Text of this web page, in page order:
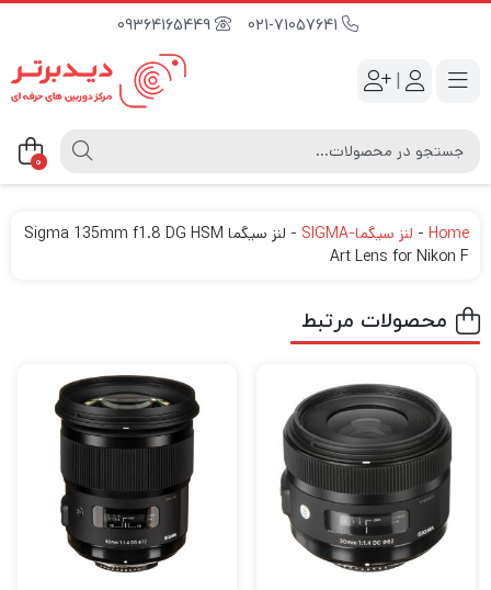
09364165449
|
0
Home
- لنز سیگما-SIGMA -
لنز سیگما Sigma 135mm f1.8 DG HSM
Art Lens for Nikon F
محصولات مرتبط